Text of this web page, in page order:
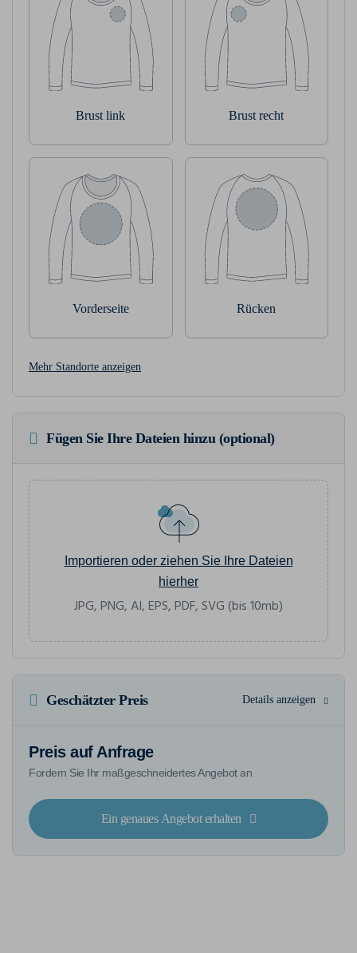
Brust link Brust recht
Vorderseite Rücken
Mehr Standorte anzeigen
Fügen Sie Ihre Dateien hinzu (optional)
Importieren oder ziehen Sie Ihre Dateien
hierher
JPG, PNG, AI, EPS, PDF, SVG (bis 10mb)
Geschätzter Preis Details anzeigen
Preis auf Anfrage
Fordern Sie Ihr maßgeschneidertes Angebot an
Ein genaues Angebot erhalten